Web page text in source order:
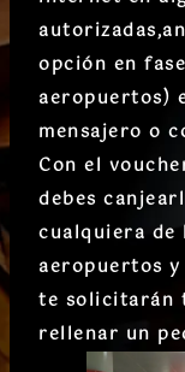
opción en
aeropuertos)
mensajero o
Con el
debes
cualquiera de
aeropuertos
te solicitarán
rellenar un